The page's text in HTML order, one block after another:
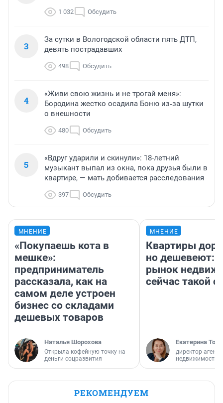
1 032 Обсудить
3
За сутки в Вологодской области пять ДТП,
девять пострадавших
498 Обсудить
4
«Живи свою жизнь и не трогай меня»:
Бородина жестко осадила Боню из‑за шутки
о внешности
480 Обсудить
5
«Вдруг ударили и скинули»: 18-летний
музыкант выпал из окна, пока друзья были в
квартире, — мать добивается расследования
397 Обсудить
МНЕНИЕ
«Покупаешь кота в
мешке»:
предприниматель
рассказала, как на
самом деле устроен
бизнес со складами
дешевых товаров
Наталья Шорохова
Открыла кофейную точку на
деньги соцразвития
МНЕНИЕ
Квартиры
но дешевеют:
рынок
сейчас такой
Екатерина
директор
недвижимости
РЕКОМЕНДУЕМ